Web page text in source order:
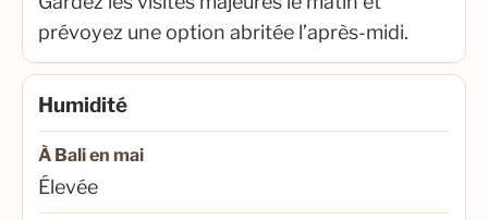
prévoyez une option abritée l’après-midi.
Humidité
À Bali en mai
Élevée